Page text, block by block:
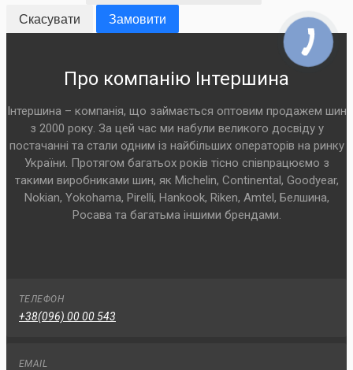
Скасувати Замовити
Про компанію Інтершина
Інтершина – компанія, що займається оптовим продажем шин
з 2000 року. За цей час ми набули великого досвіду у
постачанні та стали одним із найбільших операторів на ринку
України. Протягом багатьох років тісно співпрацюємо з
такими виробниками шин, як Michelin, Continental, Goodyear,
Nokian, Yokohama, Pirelli, Hankook, Riken, Amtel, Белшина,
Росава та багатьма іншими брендами.
ТЕЛЕФОН
+38(096) 00 00 543
EMAIL